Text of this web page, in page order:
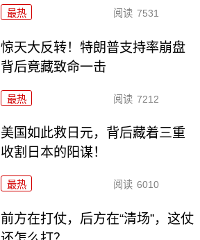
最热 阅读 7531
惊天大反转！特朗普支持率崩盘
背后竟藏致命一击
最热 阅读 7212
美国如此救日元，背后藏着三重
收割日本的阳谋！
最热 阅读 6010
前方在打仗，后方在“清场”，这仗